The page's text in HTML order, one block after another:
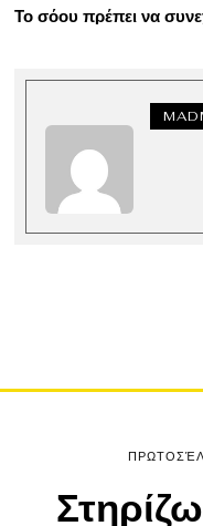
Το σόου πρέπει να